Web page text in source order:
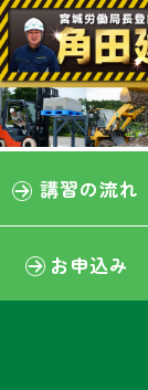
講習の流れ
お申込み